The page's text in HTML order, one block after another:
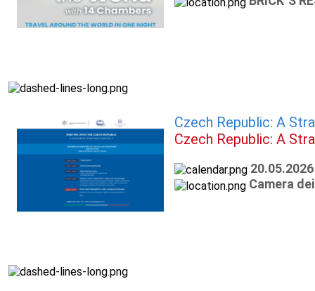
Czech Republic: A
Czech Republic: A
20.05.2026
Camera